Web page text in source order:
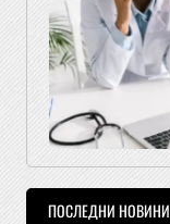
ПОСЛЕДНИ НОВИНИ